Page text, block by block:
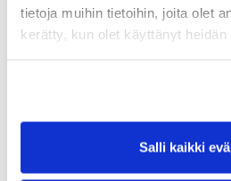
tietoja muihin tietoihin, joita olet
kerätty, kun olet käyttänyt heidän
Salli kaikki
Additional info